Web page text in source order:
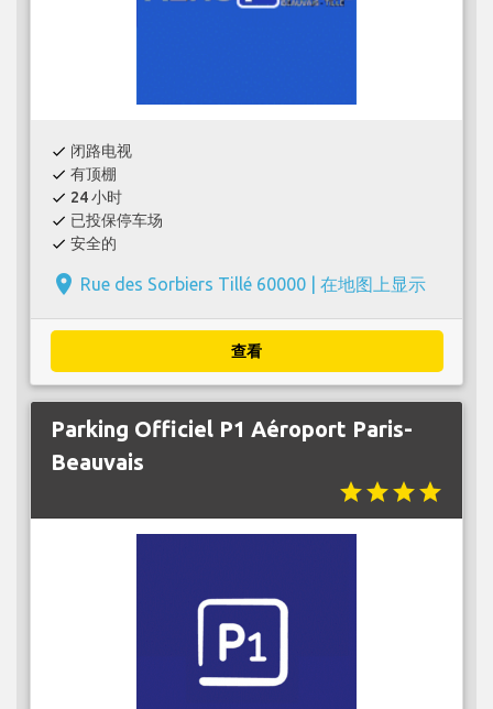
check 闭路电视
check 有顶棚
check 24 小时
check 已投保停车场
check 安全的
place Rue des Sorbiers Tillé 60000 | 在地图上显示
查看
Parking Officiel P1 Aéroport Paris-
Beauvais
starstarstarstar